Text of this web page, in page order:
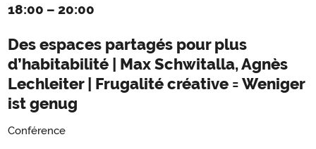
18:00 – 20:00
Des espaces partagés pour plus
d’habitabilité | Max Schwitalla, Agnès
Lechleiter | Frugalité créative = Weniger
ist genug
Conférence